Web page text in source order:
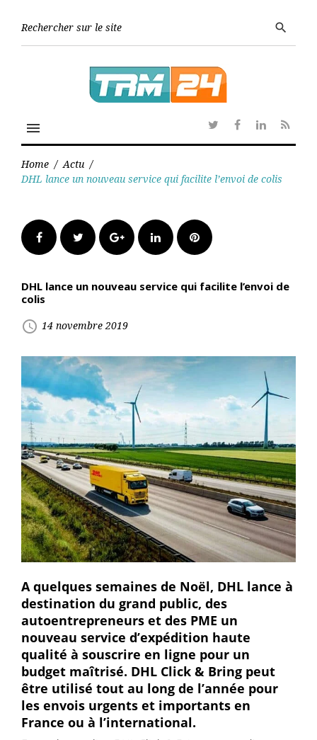
search
menu
TwitterFacebook
Linkedin
RSS
Home / Actu /
DHL lance un nouveau service qui facilite l’envoi de colis
FacebookTwitter Google+LinkedInPinterest
DHL lance un nouveau service qui facilite l’envoi de
colis
access_time 14 novembre 2019
A quelques semaines de Noël, DHL lance à
destination du grand public, des
autoentrepreneurs et des PME un
nouveau service d’expédition haute
qualité à souscrire en ligne pour un
budget maîtrisé. DHL Click & Bring peut
être utilisé tout au long de l’année pour
les envois urgents et importants en
France ou à l’international.